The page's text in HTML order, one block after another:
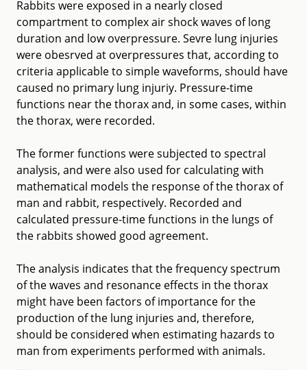
Rabbits were exposed in a nearly closed
compartment to complex air shock waves of long
duration and low overpressure. Sevre lung injuries
were obesrved at overpressures that, according to
criteria applicable to simple waveforms, should have
caused no primary lung injuriy. Pressure-time
functions near the thorax and, in some cases, within
the thorax, were recorded.
The former functions were subjected to spectral
analysis, and were also used for calculating with
mathematical models the response of the thorax of
man and rabbit, respectively. Recorded and
calculated pressure-time functions in the lungs of
the rabbits showed good agreement.
The analysis indicates that the frequency spectrum
of the waves and resonance effects in the thorax
might have been factors of importance for the
production of the lung injuries and, therefore,
should be considered when estimating hazards to
man from experiments performed with animals.